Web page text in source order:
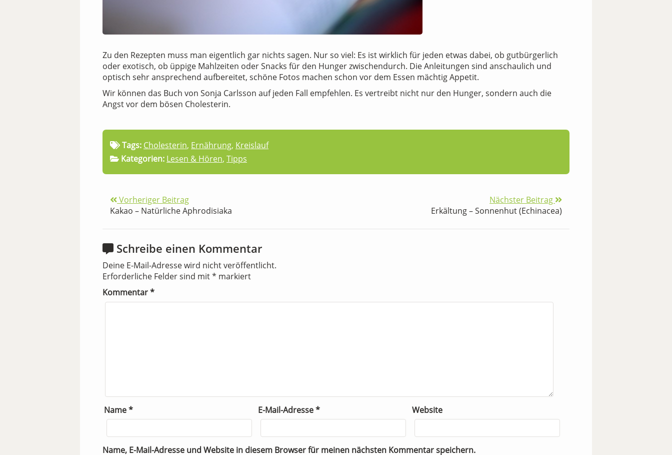
Zu den Rezepten muss man eigentlich gar nichts sagen. Nur so viel: Es ist wirklich für jeden etwas dabei, ob gutbürgerlich
oder exotisch, ob üppige Mahlzeiten oder Snacks für den Hunger zwischendurch. Die Anleitungen sind anschaulich und
optisch sehr ansprechend aufbereitet, schöne Fotos machen schon vor dem Essen mächtig Appetit.
Wir können das Buch von Sonja Carlsson auf jeden Fall empfehlen. Es vertreibt nicht nur den Hunger, sondern auch die
Angst vor dem bösen Cholesterin.
Tags: Cholesterin, Ernährung, Kreislauf
Kategorien: Lesen & Hören, Tipps
Vorheriger Beitrag
Kakao – Natürliche Aphrodisiaka
Nächster Beitrag
Erkältung – Sonnenhut (Echinacea)
Schreibe einen Kommentar
Deine E-Mail-Adresse wird nicht veröffentlicht.
Erforderliche Felder sind mit* markiert
Kommentar*
Name* E-Mail-Adresse* Website
Name, E-Mail-Adresse und Website in diesem Browser für meinen nächsten Kommentar speichern.